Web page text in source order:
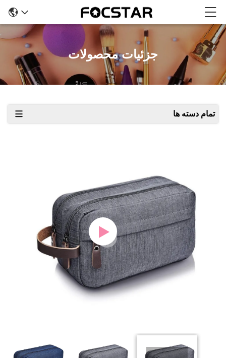
جزئیات محصولات
تمام دسته ها